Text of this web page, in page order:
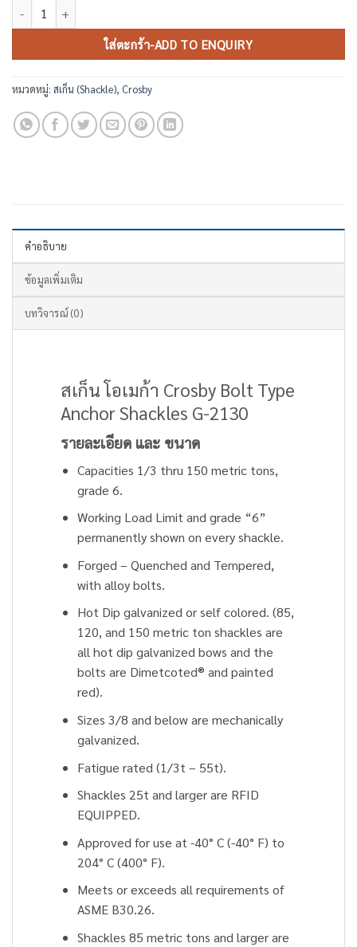
ใส่ตะกร้า-ADD TO ENQUIRY
หมวดหมู่: สเก็น (Shackle), Crosby
คำอธิบาย
ข้อมูลเพิ่มเติม
บทวิจารณ์ (0)
สเก็น โอเมก้า Crosby Bolt Type
Anchor Shackles G-2130
รายละเอียด และ ขนาด
Capacities 1/3 thru 150 metric tons,
grade 6.
Working Load Limit and grade “6”
permanently shown on every shackle.
Forged – Quenched and Tempered,
with alloy bolts.
Hot Dip galvanized or self colored. (85,
120, and 150 metric ton shackles are
all hot dip galvanized bows and the
bolts are Dimetcoted® and painted
red).
Sizes 3/8 and below are mechanically
galvanized.
Fatigue rated (1/3t – 55t).
Shackles 25t and larger are RFID
EQUIPPED.
Approved for use at -40° C (-40° F) to
204° C (400° F).
Meets or exceeds all requirements of
ASME B30.26.
Shackles 85 metric tons and larger are